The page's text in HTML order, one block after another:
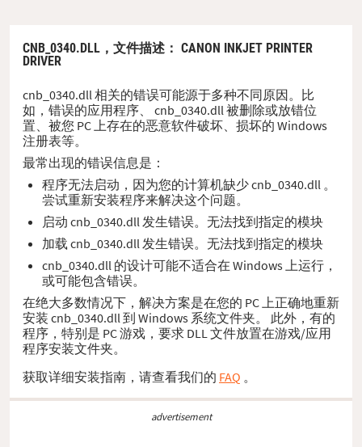
CNB_0340.DLL， 文件描述 ： CANON INKJET PRINTER
DRIVER
cnb_0340.dll 相关的错误可能源于多种不同原因。比
如，错误的应用程序、 cnb_0340.dll 被删除或放错位
置、被您 PC 上存在的恶意软件破坏、损坏的 Windows
注册表等。
最常出现的错误信息是：
程序无法启动，因为您的计算机缺少 cnb_0340.dll 。
尝试重新安装程序来解决这个问题。
启动 cnb_0340.dll 发生错误。无法找到指定的模块
加载 cnb_0340.dll 发生错误。无法找到指定的模块
cnb_0340.dll 的设计可能不适合在 Windows 上运行，
或可能包含错误。
在绝大多数情况下，解决方案是在您的 PC 上正确地重新
安装 cnb_0340.dll 到 Windows 系统文件夹。 此外，有的
程序，特别是 PC 游戏，要求 DLL 文件放置在游戏/应用
程序安装文件夹。
获取详细安装指南，请查看我们的 FAQ 。
advertisement